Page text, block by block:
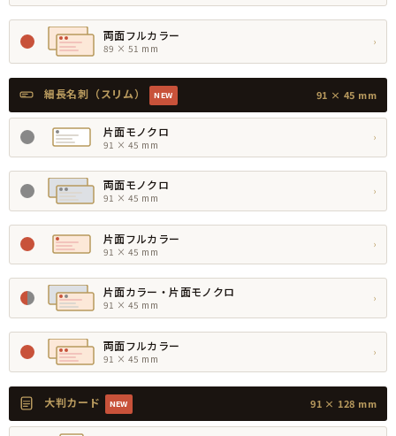
両面フルカラー
89 × 51 mm
›
細長名刺（スリム） NEW 91 × 45 mm
片面モノクロ
91 × 45 mm
›
両面モノクロ
91 × 45 mm
›
片面フルカラー
91 × 45 mm
›
片面カラー・片面モノクロ
91 × 45 mm
›
両面フルカラー
91 × 45 mm
›
大判カード NEW 91 × 128 mm